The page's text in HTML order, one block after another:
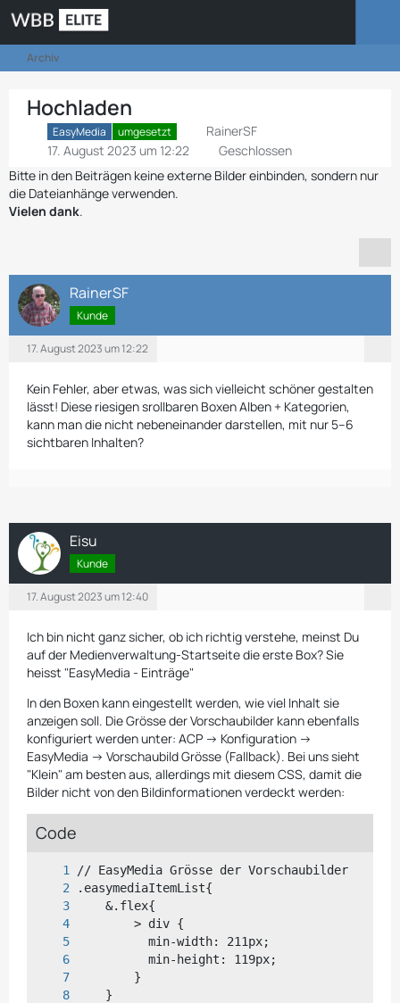
Archiv
Hochladen
EasyMedia umgesetzt
RainerSF
17. August 2023 um 12:22
Geschlossen
Bitte in den Beiträgen keine externe Bilder einbinden, sondern nur
die Dateianhänge verwenden.
Vielen dank.
RainerSF
Kunde
17. August 2023 um 12:22
Kein Fehler, aber etwas, was sich vielleicht schöner gestalten
lässt! Diese riesigen srollbaren Boxen Alben + Kategorien,
kann man die nicht nebeneinander darstellen, mit nur 5–6
sichtbaren Inhalten?
Eisu
Kunde
17. August 2023 um 12:40
Ich bin nicht ganz sicher, ob ich richtig verstehe, meinst Du
auf der Medienverwaltung-Startseite die erste Box? Sie
heisst "EasyMedia - Einträge"
In den Boxen kann eingestellt werden, wie viel Inhalt sie
anzeigen soll. Die Grösse der Vorschaubilder kann ebenfalls
konfiguriert werden unter: ACP -> Konfiguration ->
EasyMedia -> Vorschaubild Grösse (Fallback). Bei uns sieht
"Klein" am besten aus, allerdings mit diesem CSS, damit die
Bilder nicht von den Bildinformationen verdeckt werden:
Code